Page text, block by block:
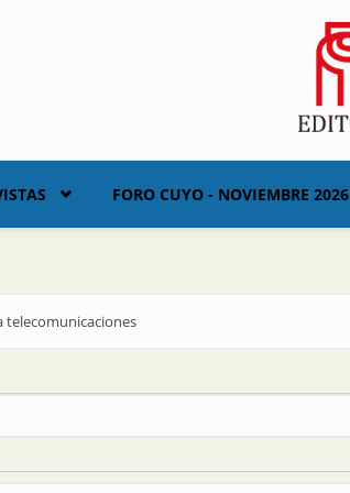
FORO CUYO - NOVIEMBRE 2026
telecomunicaciones